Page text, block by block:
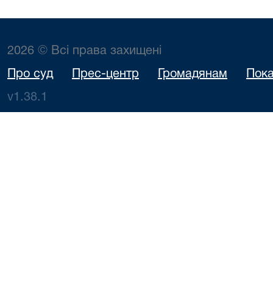
2026 © Всі права захищені
Про суд Прес-центр Громадянам
v1.38.1